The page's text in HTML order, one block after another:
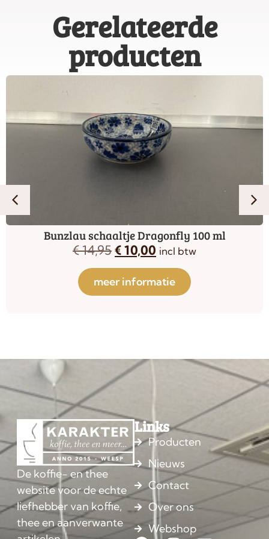
Gerelateerde
producten
Bunzlau schaaltje Dragonfly 100 ml
€14,95€10,00 incl btw
meer informatie
De koffie- en thee
website voor de echte
liefhebber van koffie,
thee en aanverwante
Links
Producten
Nieuws
Contact
Over ons
Webshop